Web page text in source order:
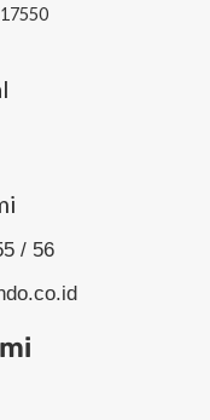
/ 56